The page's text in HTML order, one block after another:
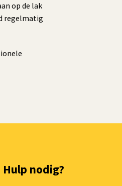
op de lak
regelmatig
Hulp nodig?